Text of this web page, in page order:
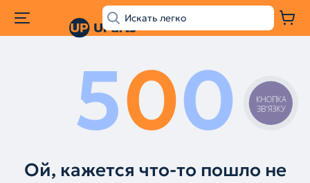
500
Ой, кажется что-то пошло не
КНОПКА
ЗВ'ЯЗКУ